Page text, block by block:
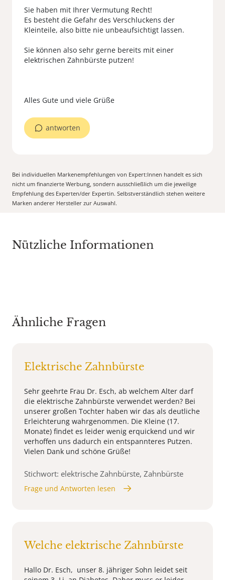
Sie haben mit Ihrer Vermutung Recht!
Es besteht die Gefahr des Verschluckens der
Kleinteile, also bitte nie unbeaufsichtigt lassen.
Sie können also sehr gerne bereits mit einer
elektrischen Zahnbürste putzen!
antworten
Bei individuellen Markenempfehlungen von Expert:Innen handelt es sich
nicht um finanzierte Werbung, sondern ausschließlich um die jeweilige
Empfehlung des Experten/der Expertin. Selbstverständlich stehen weitere
Marken anderer Hersteller zur Auswahl.
Nützliche Informationen
Ähnliche Fragen
Elektrische Zahnbürste
Sehr geehrte Frau Dr. Esch, ab welchem Alter darf
die elektrische Zahnbürste verwendet werden? Bei
unserer großen Tochter haben wir das als deutliche
Erleichterung wahrgenommen. Die Kleine (17.
Monate) findet es leider wenig erquickend und wir
verhoffen uns dadurch ein entspannteres Putzen.
Vielen Dank und schöne Grüße!
Stichwort: elektrische Zahnbürste, Zahnbürste
Frage und Antworten lesen
Welche elektrische Zahnbürste
Hallo Dr. Esch, unser 8. jähriger Sohn leidet seit